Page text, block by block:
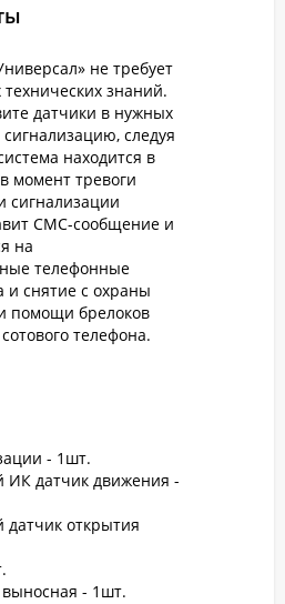
не требует
знаний.
датчики в нужных
следуя
находится в
момент тревоги
сигнализации
СМС-сообщение и
на
телефонные
и снятие с охраны
помощи брелоков
телефона.
- 1шт.
ИК датчик движения -
датчик открытия
- 1шт.